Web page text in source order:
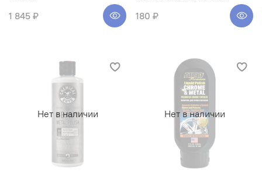
1 845 ₽
180 ₽
Нет в наличии Нет в наличии